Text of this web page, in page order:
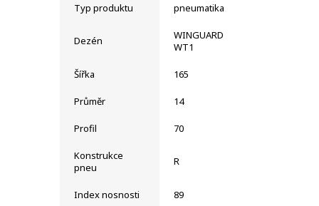
Typ produktu
pneumatika
Dezén
WINGUARD
WT1
Šířka 165
Průměr 14
Profil 70
Konstrukce
pneu
R
Index nosnosti 89